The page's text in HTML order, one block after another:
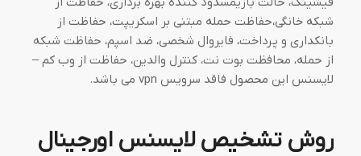
شبکه خانگی،حفاظت حمله مبتنی بر اسکریپت، حفاظت از
بانکداری و پرداخت، فایروال شخصی، ضد اسپم، حفاظت شبکه
از حمله، محافظت بوت نت، کنترل والدین، حفاظت از وب کم –
لایسنس این محصول فاقد سرویس vpn می باشد.
روش تشخیص لایسنس اورجینال